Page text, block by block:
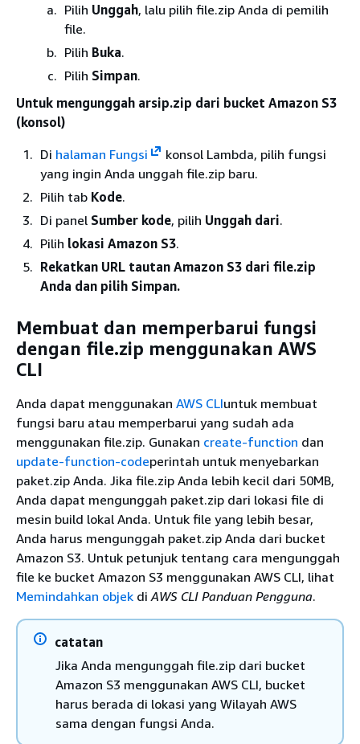
Pilih Unggah, lalu pilih file.zip Anda di pemilih
file.
Pilih Buka.
Pilih Simpan.
Untuk mengunggah arsip.zip dari bucket Amazon S3
(konsol)
Di halaman Fungsi
konsol Lambda, pilih fungsi
yang ingin Anda unggah file.zip baru.
Pilih tab Kode.
Di panel Sumber kode, pilih Unggah dari.
Pilih lokasi Amazon S3.
Rekatkan URL tautan Amazon S3 dari file.zip
Anda dan pilih Simpan.
Membuat dan memperbarui fungsi
dengan file.zip menggunakan AWS
CLI
Anda dapat menggunakan AWS CLIuntuk membuat
fungsi baru atau memperbarui yang sudah ada
menggunakan file.zip. Gunakan create-function dan
update-function-codeperintah untuk menyebarkan
paket.zip Anda. Jika file.zip Anda lebih kecil dari 50MB,
Anda dapat mengunggah paket.zip dari lokasi file di
mesin build lokal Anda. Untuk file yang lebih besar,
Anda harus mengunggah paket.zip Anda dari bucket
Amazon S3. Untuk petunjuk tentang cara mengunggah
file ke bucket Amazon S3 menggunakan AWS CLI, lihat
Memindahkan objek di AWS CLI Panduan Pengguna.
catatan
Jika Anda mengunggah file.zip dari bucket
Amazon S3 menggunakan AWS CLI, bucket
harus berada di lokasi yang Wilayah AWS
sama dengan fungsi Anda.